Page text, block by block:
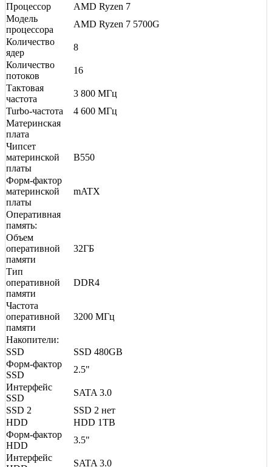
Процессор
AMD Ryzen 7
Модель
процессора
AMD Ryzen 7 5700G
Количество
ядер
8
Количество
потоков
16
Тактовая
частота
3 800 МГц
Turbo-частота
4 600 МГц
Материнская
плата
Чипсет
материнской
платы
B550
Форм-фактор
материнской
платы
mATX
Оперативная
память:
Объем
оперативной
памяти
32ГБ
Тип
оперативной
памяти
DDR4
Частота
оперативной
памяти
3200 МГц
Накопители:
SSD
SSD 480GB
Форм-фактор
SSD
2.5"
Интерфейс
SSD
SATA 3.0
SSD 2
SSD 2 нет
HDD
HDD 1TB
Форм-фактор
HDD
3.5"
Интерфейс
SATA 3.0